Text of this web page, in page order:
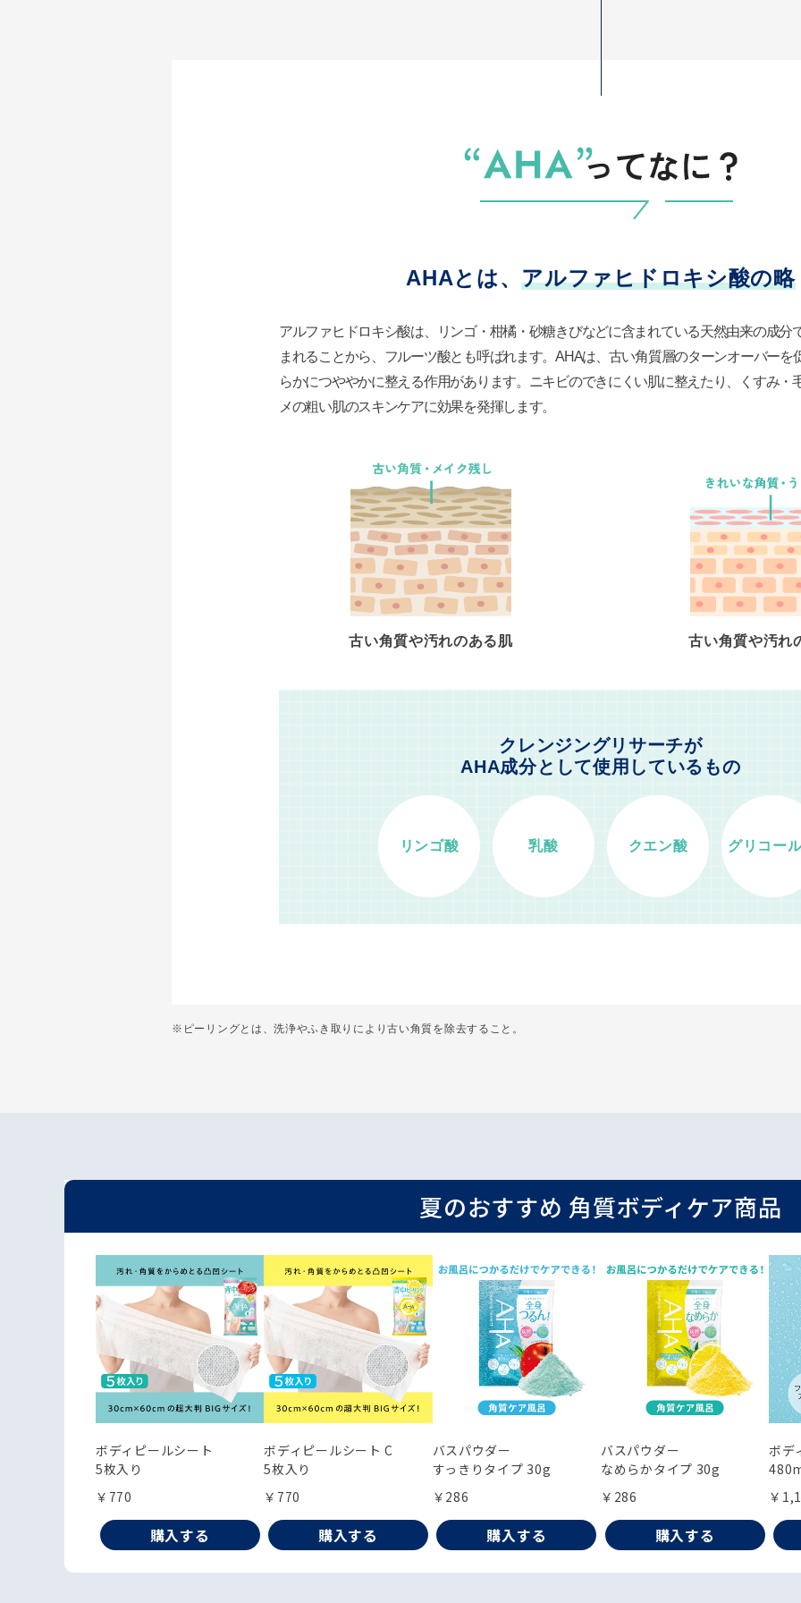
AHAとは、アルファヒドロキシ酸の略
アルファヒドロキシ酸は、リンゴ・柑橘・砂糖きびなどに含まれている天然由来の成分
まれることから、フルーツ酸とも呼ばれます。AHAは、古い角質層のターンオーバーを
らかにつややかに整える作用があります。ニキビのできにくい肌に整えたり、くすみ・
メの粗い肌のスキンケアに効果を発揮します。
古い角質や汚れのある肌 古い角質や汚れ
クレンジングリサーチが
AHA成分として使用しているもの
リンゴ酸 乳酸 クエン酸 グリコー
※ピーリングとは、洗浄やふき取りにより古い角質を除去すること。
夏のおすすめ 角質ボディケア商品
ボディピールシート
5枚入り
￥770
購入する
ボディピールシート C
5枚入り
￥770
購入する
バスパウダー
すっきりタイプ 30g
￥286
購入する
バスパウダー
なめらかタイプ 30g
￥286
購入する
ボデ
￥